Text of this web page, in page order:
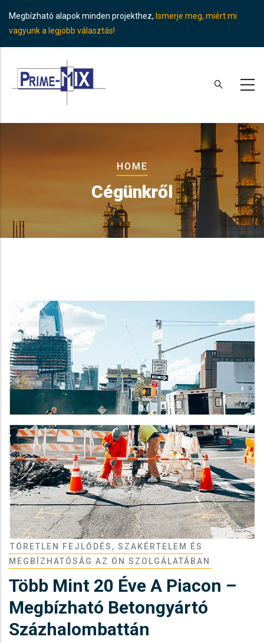
main
Megbízható alapok minden projekthez, Ismerje meg, miért mi
vagyunk a legjobb választás!
Breadcrumb
HOME
Cégünkről
TÖRETLEN FEJLŐDÉS, SZAKÉRTELEM ÉS
MEGBÍZHATÓSÁG AZ ÖN SZOLGÁLATÁBAN
Több Mint 20 Éve A Piacon –
Megbízható Betongyártó
Százhalombattán